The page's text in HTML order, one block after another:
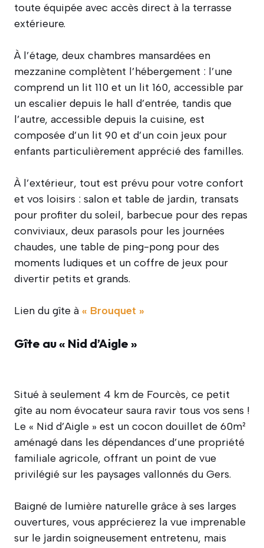
toute équipée avec accès direct à la terrasse
extérieure.
À l’étage, deux chambres mansardées en
mezzanine complètent l’hébergement : l’une
comprend un lit 110 et un lit 160, accessible par
un escalier depuis le hall d’entrée, tandis que
l’autre, accessible depuis la cuisine, est
composée d’un lit 90 et d’un coin jeux pour
enfants particulièrement apprécié des familles.
À l’extérieur, tout est prévu pour votre confort
et vos loisirs : salon et table de jardin, transats
pour profiter du soleil, barbecue pour des repas
conviviaux, deux parasols pour les journées
chaudes, une table de ping-pong pour des
moments ludiques et un coffre de jeux pour
divertir petits et grands.
Lien du gîte à « Brouquet »
Gîte au « Nid d’Aigle »
Situé à seulement 4 km de Fourcès, ce petit
gîte au nom évocateur saura ravir tous vos sens !
Le « Nid d’Aigle » est un cocon douillet de 60m²
aménagé dans les dépendances d’une propriété
familiale agricole, offrant un point de vue
privilégié sur les paysages vallonnés du Gers.
Baigné de lumière naturelle grâce à ses larges
ouvertures, vous apprécierez la vue imprenable
sur le jardin soigneusement entretenu, mais